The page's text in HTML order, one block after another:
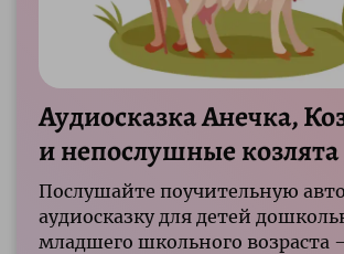
Аудиосказка Анечка,
и непослушные козлята
Послушайте поучительную
аудиосказку для детей
младшего школьного возраста